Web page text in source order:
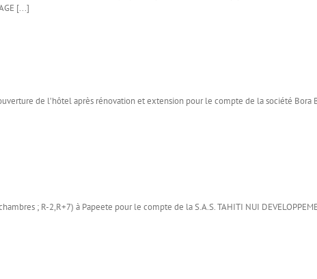
[...]
de l’hôtel après rénovation et extension pour le compte de la société Bora
; R-2,R+7) à Papeete pour le compte de la S.A.S. TAHITI NUI